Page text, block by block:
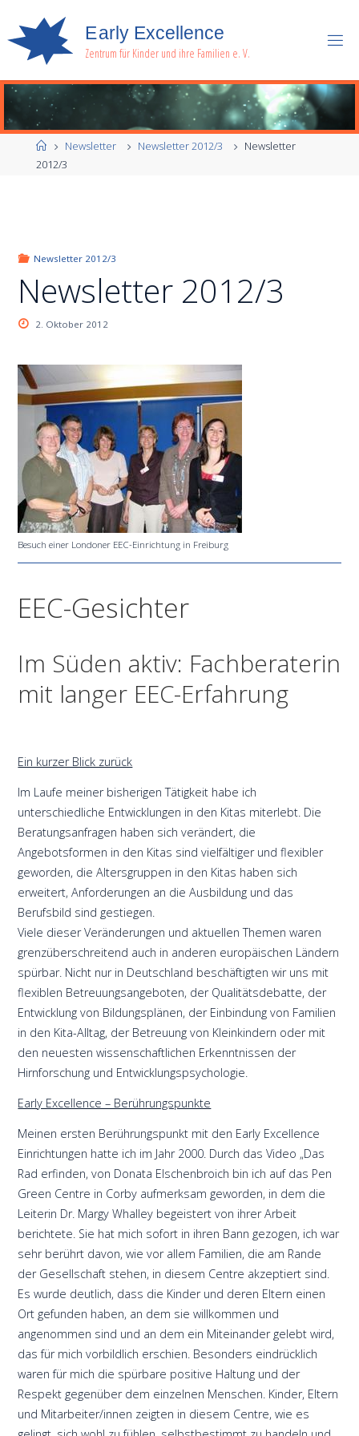
Early Excellence
Zentrum für Kinder und ihre Familien e. V.
StartNewsletter Newsletter 2012/3
Newsletter
2012/3
Newsletter 2012/3
Newsletter 2012/3
2. Oktober 2012
Besuch einer Londoner EEC-Einrichtung in Freiburg
EEC-Gesichter
Im Süden aktiv: Fachberaterin
mit langer EEC-Erfahrung
Ein kurzer Blick zurück
Im Laufe meiner bisherigen Tätigkeit habe ich
unterschiedliche Entwicklungen in den Kitas miterlebt. Die
Beratungsanfragen haben sich verändert, die
Angebotsformen in den Kitas sind vielfältiger und flexibler
geworden, die Altersgruppen in den Kitas haben sich
erweitert, Anforderungen an die Ausbildung und das
Berufsbild sind gestiegen.
Viele dieser Veränderungen und aktuellen Themen waren
grenzüberschreitend auch in anderen europäischen Ländern
spürbar. Nicht nur in Deutschland beschäftigten wir uns mit
flexiblen Betreuungsangeboten, der Qualitätsdebatte, der
Entwicklung von Bildungsplänen, der Einbindung von Familien
in den Kita-Alltag, der Betreuung von Kleinkindern oder mit
den neuesten wissenschaftlichen Erkenntnissen der
Hirnforschung und Entwicklungspsychologie.
Early Excellence – Berührungspunkte
Meinen ersten Berührungspunkt mit den Early Excellence
Einrichtungen hatte ich im Jahr 2000. Durch das Video „Das
Rad erfinden, von Donata Elschenbroich bin ich auf das Pen
Green Centre in Corby aufmerksam geworden, in dem die
Leiterin Dr. Margy Whalley begeistert von ihrer Arbeit
berichtete. Sie hat mich sofort in ihren Bann gezogen, ich war
sehr berührt davon, wie vor allem Familien, die am Rande
der Gesellschaft stehen, in diesem Centre akzeptiert sind.
Es wurde deutlich, dass die Kinder und deren Eltern einen
Ort gefunden haben, an dem sie willkommen und
angenommen sind und an dem ein Miteinander gelebt wird,
das für mich vorbildlich erschien. Besonders eindrücklich
waren für mich die spürbare positive Haltung und der
Respekt gegenüber dem einzelnen Menschen. Kinder, Eltern
und Mitarbeiter/innen zeigten in diesem Centre, wie es